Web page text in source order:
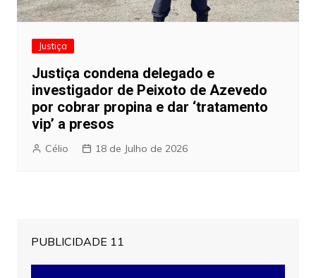
Justiça
Justiça condena delegado e
investigador de Peixoto de Azevedo
por cobrar propina e dar ‘tratamento
vip’ a presos
Célio 18 de Julho de 2026
PUBLICIDADE 11